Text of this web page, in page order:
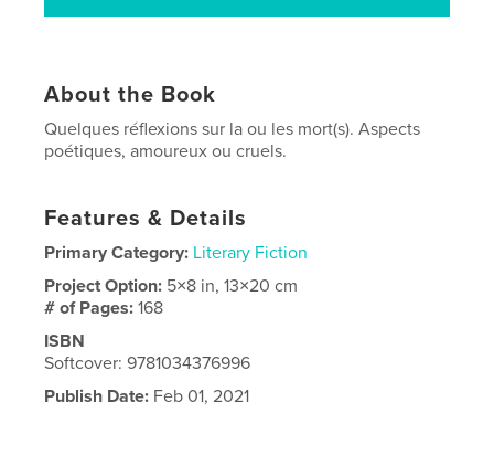
About the Book
Quelques réflexions sur la ou les mort(s). Aspects
poétiques, amoureux ou cruels.
Features & Details
Primary Category: Literary Fiction
Project Option: 5×8 in, 13×20 cm
# of Pages:168
ISBN
Softcover: 9781034376996
Publish Date: Feb 01, 2021